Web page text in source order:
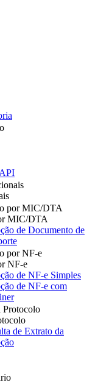
por MIC/DTA
MIC/DTA
de Documento de
por NF-e
NF-e
de NF-e Simples
de NF-e com
Protocolo
de Extrato da